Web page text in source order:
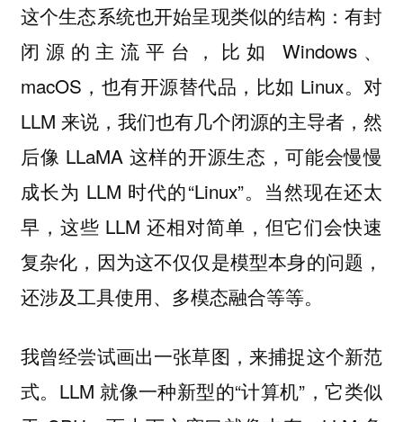
这个生态系统也开始呈现类似的结构：有封
闭源的主流平台，比如 Windows、
macOS，也有开源替代品，比如 Linux。对
LLM 来说，我们也有几个闭源的主导者，然
后像 LLaMA 这样的开源生态，可能会慢慢
成长为 LLM 时代的“Linux”。当然现在还太
早，这些 LLM 还相对简单，但它们会快速
复杂化，因为这不仅仅是模型本身的问题，
还涉及工具使用、多模态融合等等。
我曾经尝试画出一张草图，来捕捉这个新范
式。LLM 就像一种新型的“计算机”，它类似